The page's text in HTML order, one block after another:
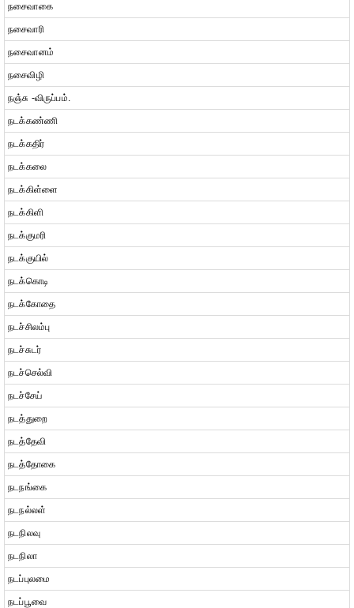
நசைவாகை
நசைவாரி
நசைவானம்
நசைவிழி
நஞ்சு -விருப்பம்.
நடக்கண்ணி
நடக்கதிர்
நடக்கலை
நடக்கிள்ளை
நடக்கிளி
நடக்குமரி
நடக்குயில்
நடக்கொடி
நடக்கோதை
நடச்சிலம்பு
நடச்சுடர்
நடச்செல்வி
நடச்சேய்
நடத்துறை
நடத்தேவி
நடத்தோகை
நடநங்கை
நடநல்லள்
நடநிலவு
நடநிலா
நடப்புலமை
நடப்பூவை